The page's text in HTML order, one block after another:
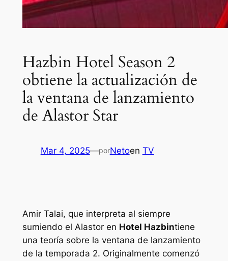
Hazbin Hotel Season 2
obtiene la actualización de
la ventana de lanzamiento
de Alastor Star
Mar 4, 2025—porNetoen TV
Amir Talai, que interpreta al siempre
sumiendo el Alastor en Hotel Hazbintiene
una teoría sobre la ventana de lanzamiento
de la temporada 2. Originalmente comenzó